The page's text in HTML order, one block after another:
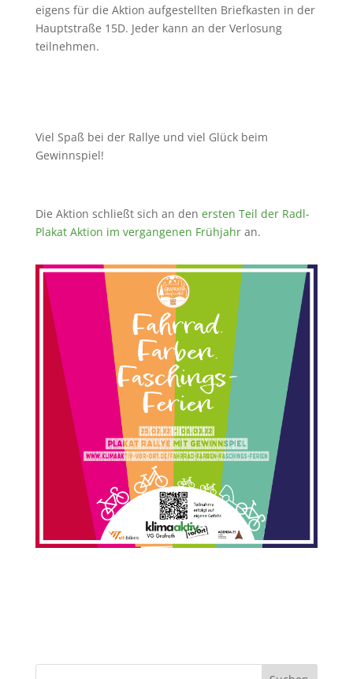
eigens für die Aktion aufgestellten Briefkasten in der
Hauptstraße 15D. Jeder kann an der Verlosung
teilnehmen.
Viel Spaß bei der Rallye und viel Glück beim
Gewinnspiel!
Die Aktion schließt sich an den ersten Teil der Radl-
Plakat Aktion im vergangenen Frühjahran.